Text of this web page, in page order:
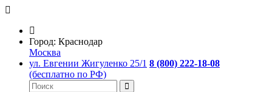
Город: Краснодар
Москва
ул. Евгении Жигуленко 25/1 8 (800) 222-18-08
(бесплатно по РФ)